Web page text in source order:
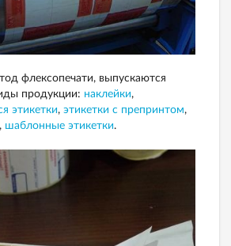
флексопечати, выпускаются
продукции: наклейки,
этикетки, этикетки с препринтом,
, шаблонные этикетки.